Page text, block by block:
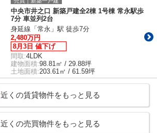
中央市井之口 新築戸建全2棟 1号棟 常永駅歩
7分 車並列2台
身延線「常永」駅 徒歩7分
2,480万円
8月3日 値下げ
間取:4LDK
建物面積:98.81㎡ / 29.88坪
土地面積:203.61㎡ / 61.59坪
近くの賃貸物件をもっと見る
近くの売買物件をもっと見る